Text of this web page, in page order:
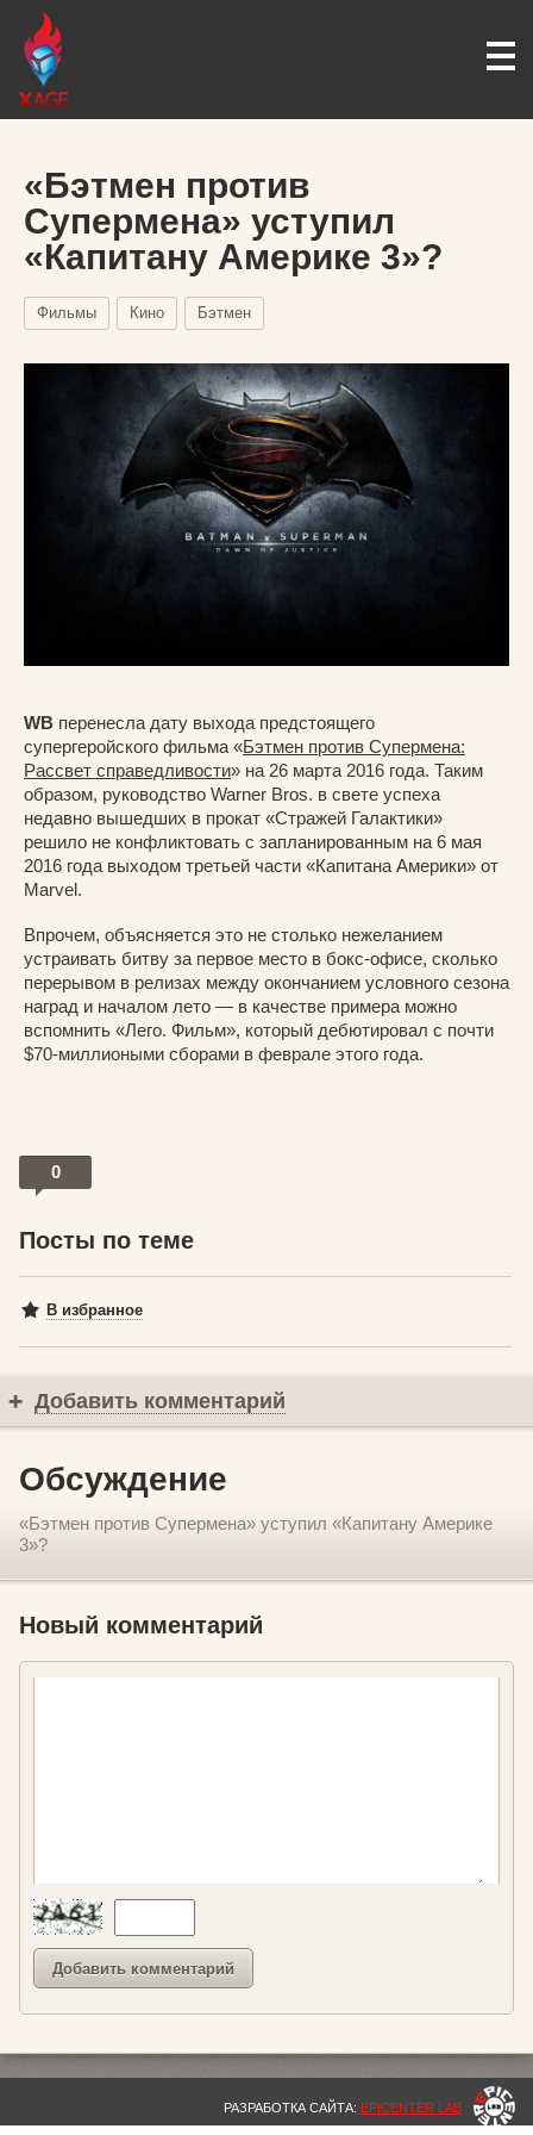
«Бэтмен против
Супермена» уступил
«Капитану Америке 3»?
Фильмы Кино Бэтмен
WB перенесла дату выхода предстоящего
супергеройского фильма «Бэтмен против Супермена:
Рассвет справедливости» на 26 марта 2016 года. Таким
образом, руководство Warner Bros. в свете успеха
недавно вышедших в прокат «Стражей Галактики»
решило не конфликтовать с запланированным на 6 мая
2016 года выходом третьей части «Капитана Америки» от
Marvel.
Впрочем, объясняется это не столько нежеланием
устраивать битву за первое место в бокс-офисе, сколько
перерывом в релизах между окончанием условного сезона
наград и началом лето — в качестве примера можно
вспомнить «Лего. Фильм», который дебютировал с почти
$70-миллиоными сборами в феврале этого года.
0
Посты по теме
В избранное
Добавить комментарий
Обсуждение
«Бэтмен против Супермена» уступил «Капитану Америке
3»?
Новый комментарий
РАЗРАБОТКА САЙТА: EPICENTER LAB